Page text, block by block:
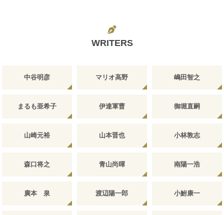
WRITERS
中谷明彦 マリオ高野 嶋田智之
まるも亜希子 伊達軍曹 御堀直嗣
山崎元裕 山本晋也 小林敦志
森口将之 青山尚暉 南陽一浩
廣本 泉 渡辺陽一郎 小鮒康一